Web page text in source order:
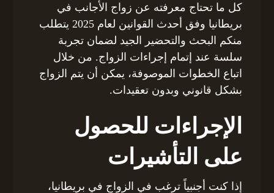
كل ما تحتاج معرفته عن زواج الأجانب في
بريطانيا وفق أحدث القوانين لعام 2025 يتطلب
منكم البحث والتحضير الجيد لضمان تجربة
سلسة عند إتمام إجراءات الزواج. من خلال
اتباع الخطوات الموصوفة، يمكن أن يتم الزواج
بشكل قانوني وبدون تعقيدات.
الإجراءات للحصول
على التأشيرات
إذا كنت أجنبياً ترغب في الزواج في بريطانيا،